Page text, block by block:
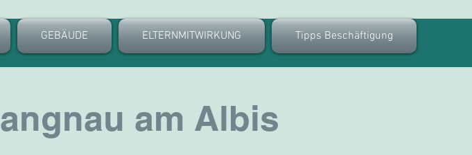
GEBÄUDE ELTERNMITWIRKUNG Tipps Beschäftigung
am Albis